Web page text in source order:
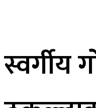
स्वर्गीय